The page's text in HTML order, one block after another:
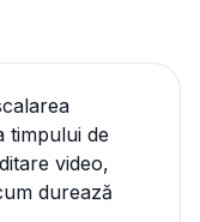
timpului de
video,
durează